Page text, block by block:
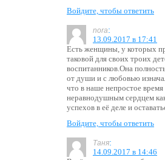
Войдите, чтобы ответить
nora:
13.09.2017 в 17:41
Есть женщины, у которых
таковой для своих троих
воспитанников.Она
от души и с любовью
что в наше непростое время
неравнодушным сердцем
успехов в её деле и
Войдите, чтобы ответить
Таня:
14.09.2017 в 14:46